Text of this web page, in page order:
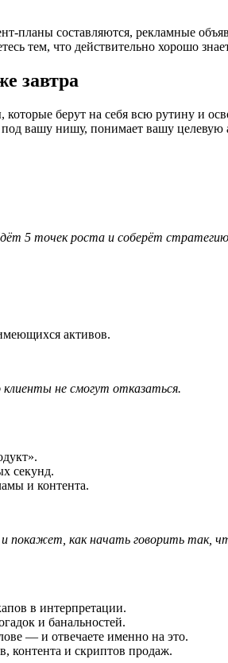
планы составляются, рекламные
тем, что действительно хорошо
завтра
берут на себя всю рутину и
вашу нишу, понимает вашу целевую
5 точек роста и соберёт стратегию
активов.
не смогут отказаться.
секунд.
и контента.
как начать говорить так,
в интерпретации.
и банальностей.
— и отвечаете именно на это.
контента и скриптов продаж.